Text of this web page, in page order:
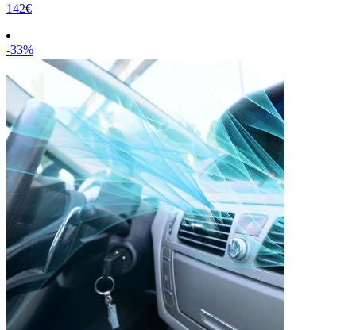
142€
-33%